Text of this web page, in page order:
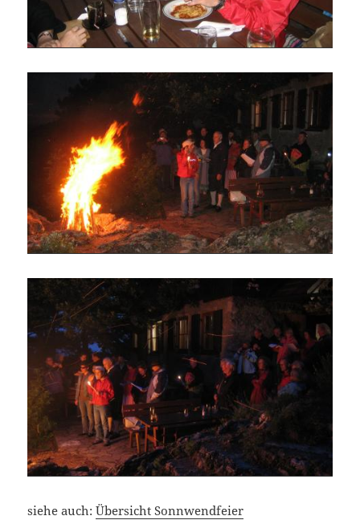
siehe auch:Übersicht Sonnwendfeier